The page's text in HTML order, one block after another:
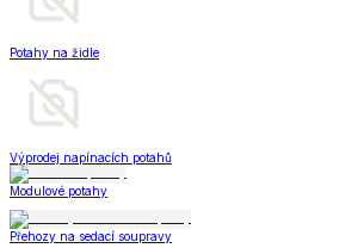
Potahy na židle
Výprodej napínacích potahů
Modulové potahy
Přehozy na sedací soupravy